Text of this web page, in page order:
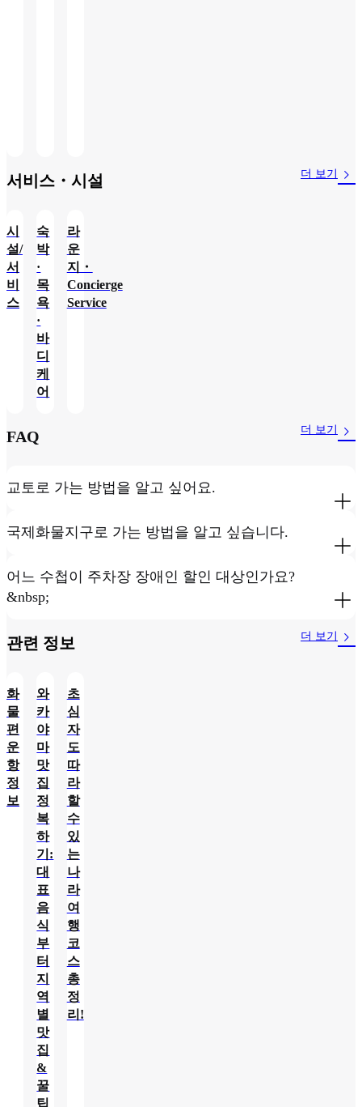
서비스・시설 더 보기
시
설/
서
비
스
숙
박
·
목
욕
·
바
디
케
어
라
운
지・
Concierge
Service
FAQ 더 보기
교토로 가는 방법을 알고 싶어요.
국제화물지구로 가는 방법을 알고 싶습니다.
어느 수첩이 주차장 장애인 할인 대상인가요?
&nbsp;
관련 정보​ 더 보기
화
물
편
운
항
정
보
와
카
야
마
맛
집
정
복
하
기:
대
표
음
식
부
터
지
역
별
맛
집
&
꿀
팁
초
심
자
도
따
라
할
수
있
는
나
라
여
행
코
스
총
정
리!